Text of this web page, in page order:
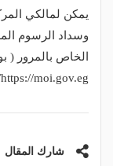
يمكن لمالكي
وسداد الرسوم
الخاص بالمرور (
https://moi.gov.eg/ ) .
شارك المقال